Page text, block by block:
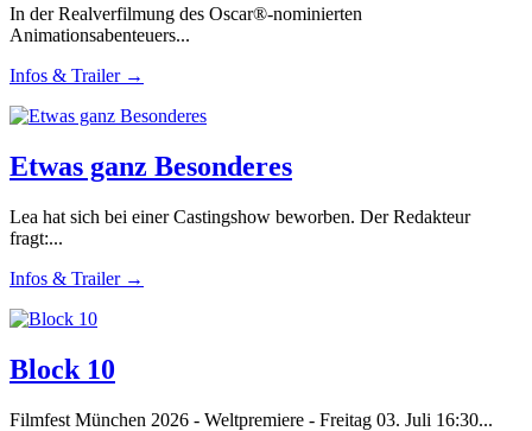
In der Realverfilmung des Oscar®-nominierten
Animationsabenteuers...
Infos & Trailer →
Etwas ganz Besonderes
Lea hat sich bei einer Castingshow beworben. Der Redakteur
fragt:...
Infos & Trailer →
Block 10
Filmfest München 2026 - Weltpremiere - Freitag 03. Juli 16:30...